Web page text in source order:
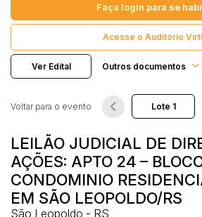
Máquinas Pesadas
Veículos
Aquáticos
Caminhões
Motos
Ônibus
Outros
Reboque
Faça login para se
Acesse o Auditório
Ver Edital Outros documentos
LEILÃO JUDICIAL DE
AÇÕES: APTO 24 –
CONDOMINIO
EM SÃO LEOPOLDO/RS
São Leopoldo - RS
Voltar para o evento